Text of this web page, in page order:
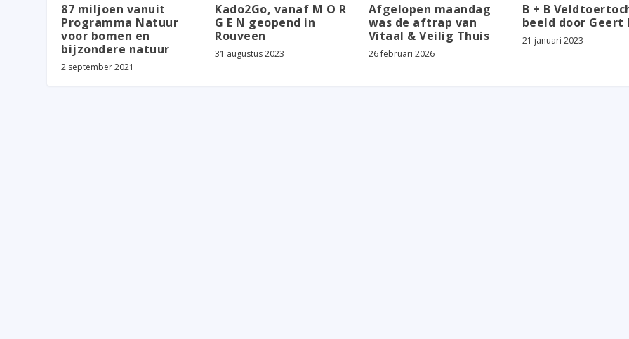
87 miljoen vanuit
Programma Natuur
voor bomen en
bijzondere natuur
2 september 2021
Kado2Go, vanaf M O R
G E N geopend in
Rouveen
31 augustus 2023
Afgelopen maandag
was de aftrap van
Vitaal & Veilig Thuis
26 februari 2026
B + B
beeld door Geert
21 januari 2023